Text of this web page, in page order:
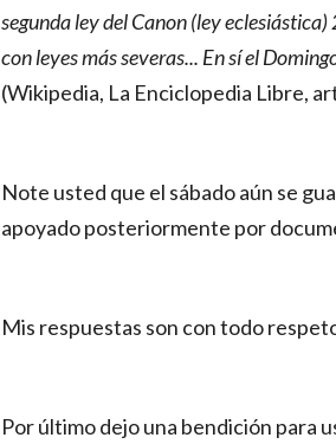
segunda ley del Canon (ley
con leyes más severas... En sí el
(Wikipedia, La Enciclopedia Libre,
Note usted que el sábado aún se
apoyado posteriormente por
Mis respuestas son con todo
Por último dejo una bendición para